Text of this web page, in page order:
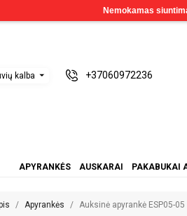
kalba +37060972236
APYRANKĖS AUSKARAI PAKABUKAI
Apyrankės Auksinė apyrankė ESP05-05